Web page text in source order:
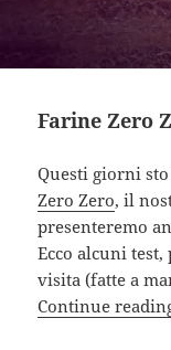
Farine Zero
Questi giorni
Zero Zero, il
presenteremo
Ecco alcuni
visita (fatte a
Continue